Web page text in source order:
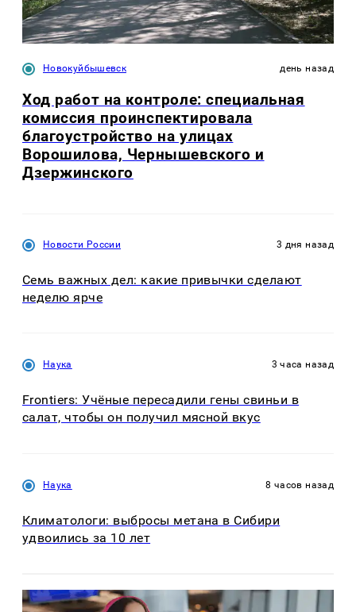
Новокуйбышевск день назад
Ход работ на контроле: специальная
комиссия проинспектировала
благоустройство на улицах
Ворошилова, Чернышевского и
Дзержинского
Новости России 3 дня назад
Семь важных дел: какие привычки сделают
неделю ярче
Наука 3 часа назад
Frontiers: Учёные пересадили гены свиньи в
салат, чтобы он получил мясной вкус
Наука 8 часов назад
Климатологи: выбросы метана в Сибири
удвоились за 10 лет